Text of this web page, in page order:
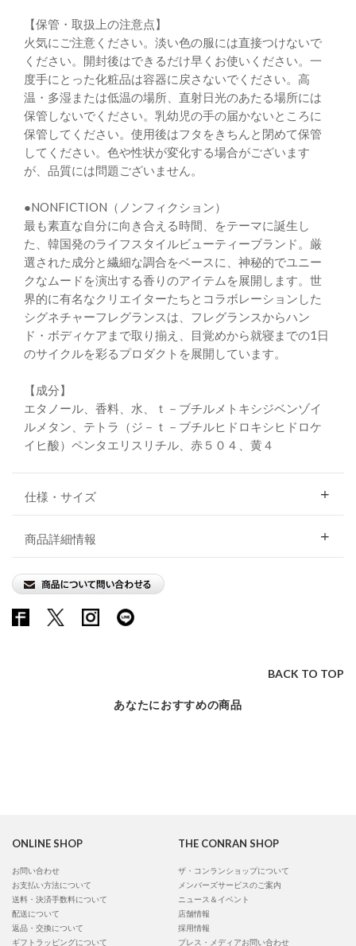
【保管・取扱上の注意点】
火気にご注意ください。淡い色の服には直接つけないで
ください。開封後はできるだけ早くお使いください。一
度手にとった化粧品は容器に戻さないでください。高
温・多湿または低温の場所、直射日光のあたる場所には
保管しないでください。乳幼児の手の届かないところに
保管してください。使用後はフタをきちんと閉めて保管
してください。色や性状が変化する場合がございます
が、品質には問題ございません。
●NONFICTION（ノンフィクション）
最も素直な自分に向き合える時間、をテーマに誕生し
た、韓国発のライフスタイルビューティーブランド。厳
選された成分と繊細な調合をベースに、神秘的でユニー
クなムードを演出する香りのアイテムを展開します。世
界的に有名なクリエイターたちとコラボレーションした
シグネチャーフレグランスは、フレグランスからハン
ド・ボディケアまで取り揃え、目覚めから就寝までの1日
のサイクルを彩るプロダクトを展開しています。
【成分】
エタノール、香料、水、ｔ－ブチルメトキシジベンゾイ
ルメタン、テトラ（ジ－ｔ－ブチルヒドロキシヒドロケ
イヒ酸）ペンタエリスリチル、赤５０４、黄４
仕様・サイズ
商品詳細情報
BACK TO TOP
あなたにおすすめの商品
ONLINE SHOP
お問い合わせ
お支払い方法について
送料・決済手数料について
配送について
返品・交換について
ギフトラッピングについて
THE CONRAN SHOP
ザ・コンランショップについて
メンバーズサービスのご案内
ニュース＆イベント
店舗情報
採用情報
プレス・メディアお問い合わせ